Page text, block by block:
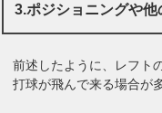
3.ポジショニングや
前述したように、レフト
打球が飛んで来る場合が